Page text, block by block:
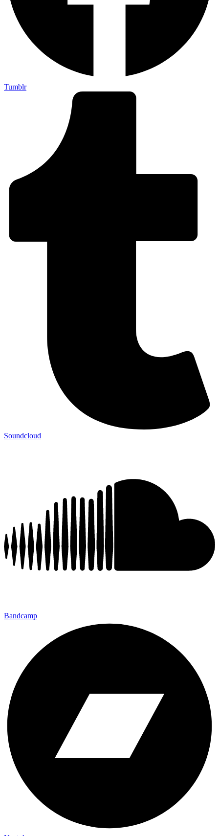
Tumblr
Soundcloud
Bandcamp